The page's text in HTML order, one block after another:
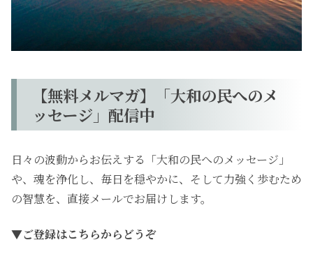
【無料メルマガ】「大和の民へのメ
ッセージ」配信中
日々の波動からお伝えする「大和の民へのメッセージ」
や、魂を浄化し、毎日を穏やかに、そして力強く歩むため
の智慧を、直接メールでお届けします。
▼ご登録はこちらからどうぞ